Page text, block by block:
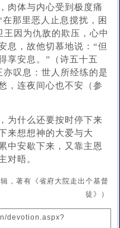
肉体与内心受到极度痛
那里恶人止息搅扰，困
因为仇敌的欺压，心中
息，故他切慕地说：“但
享安息。”（诗五十五
叹息：世人所经练的是
，连夜间心也不安（参
为什么还要按时停下来
来想想神的大爱与大
中安歇下来，又靠主恩
对晤。
，著有《省府大院走出个基督
徒》）
devotion.aspx?